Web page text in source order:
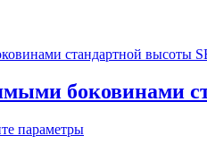
боковинами
параметрыЭтот